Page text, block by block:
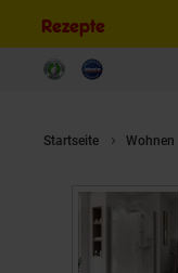
Rezepte
Startseite Wohnen